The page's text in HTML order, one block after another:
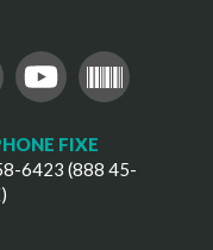
FIXE
6423 (888 45-